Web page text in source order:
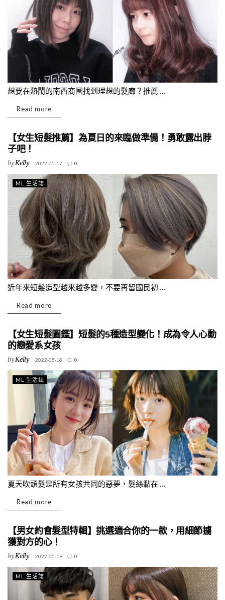
想要在熱鬧的南西商圈找到理想的髮廊？推薦 ...
Read more
【女生短髮推薦】為夏日的來臨做準備！勇敢露出脖
子吧！
byKelly 2022-05-17 0
ML 生活誌
近年來短髮造型越來越多變，不要再留國民初 ...
Read more
【女生短髮圖鑑】短髮的5種造型變化！成為令人心動
的戀愛系女孩
byKelly 2022-05-18 0
ML 生活誌
夏天吹頭髮是所有女孩共同的惡夢，髮絲黏在 ...
Read more
【男女約會髮型特輯】挑選適合你的一款，用細節擄
獲對方的心！
byKelly 2022-05-19 0
ML 生活誌